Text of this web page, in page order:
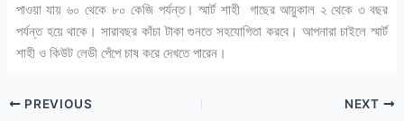
পাওয়া যায় ৬০ থেকে ৮০ কেজি পর্যন্ত। স্মার্ট শাহী গাছের আয়ুকাল ২ থেকে ৩ বছর
পর্যন্ত হয়ে থাকে। সারাবছর কাঁচা টাকা গুনতে সহযোগিতা করবে। আপনারা চাইলে স্মার্ট
শাহী ও কিউট লেডী পেঁপে চাষ করে দেখতে পারেন।
PREVIOUS NEXT